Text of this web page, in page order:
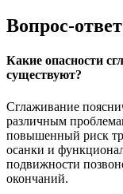
Вопрос-
Какие опасности
существуют?
Сглаживание
различным
повышенный риск
осанки и
подвижности
окончаний.